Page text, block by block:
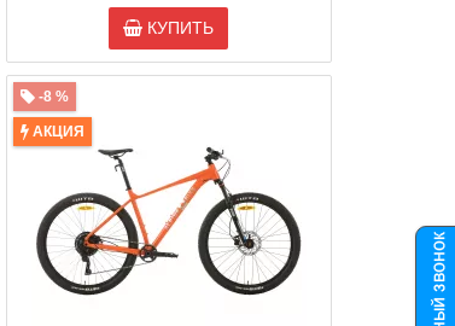
КУПИТЬ
-8 %
АКЦИЯ